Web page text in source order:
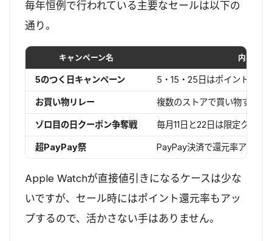
毎年恒例で行われている主要なセールは以下の
通り。
キャンペーン名 内容
5のつく日キャンペーン 5・15・25日はポイントがい
お買い物リレー 複数のストアで買い物するほ
ゾロ目の日クーポン争奪戦 毎月11日と22日は限定クーポ
超PayPay祭 PayPay決済で還元率アップ
Apple Watchが直接値引きになるケースは少な
いですが、セール時にはポイント還元率もアッ
プするので、活かさない手はありません。